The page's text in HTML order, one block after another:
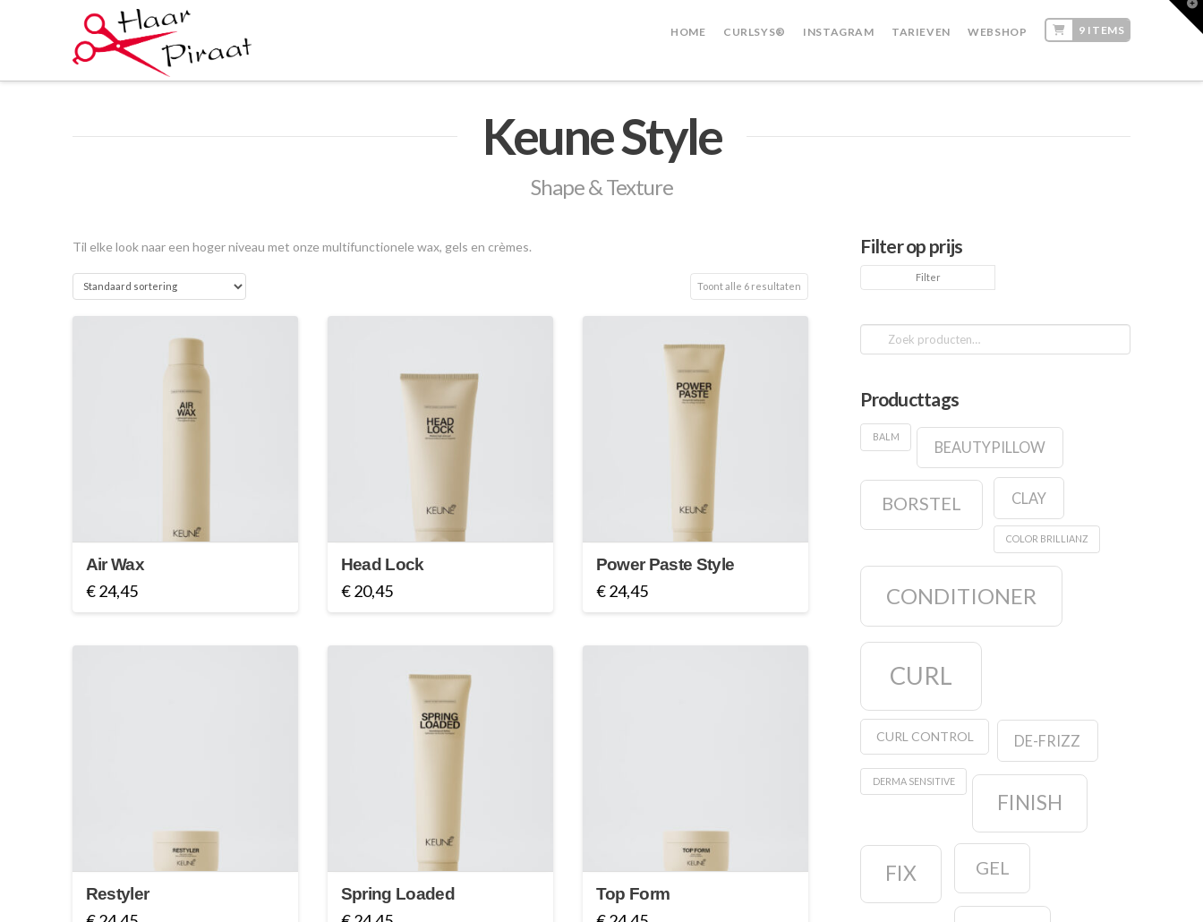
HOME CURLSYS® INSTAGRAM TARIEVEN WEBSHOP 9 ITEMS
Keune Style
Shape & Texture
Til elke look naar een hoger niveau met onze multifunctionele wax, gels en crèmes.
Toont alle 6 resultaten
Air Wax
€24,45
Head Lock
€20,45
Power Paste Style
€24,45
Restyler Spring Loaded Top Form
Filter op prijs
prijs
prijs
Filter
Zoeken
naar:
Producttags
BALM
BEAUTYPILLOW
BORSTEL CLAY
COLOR BRILLIANZ
CONDITIONER
CURL
CURL CONTROL DE-FRIZZ
DERMA SENSITIVE
FINISH
FIX GEL